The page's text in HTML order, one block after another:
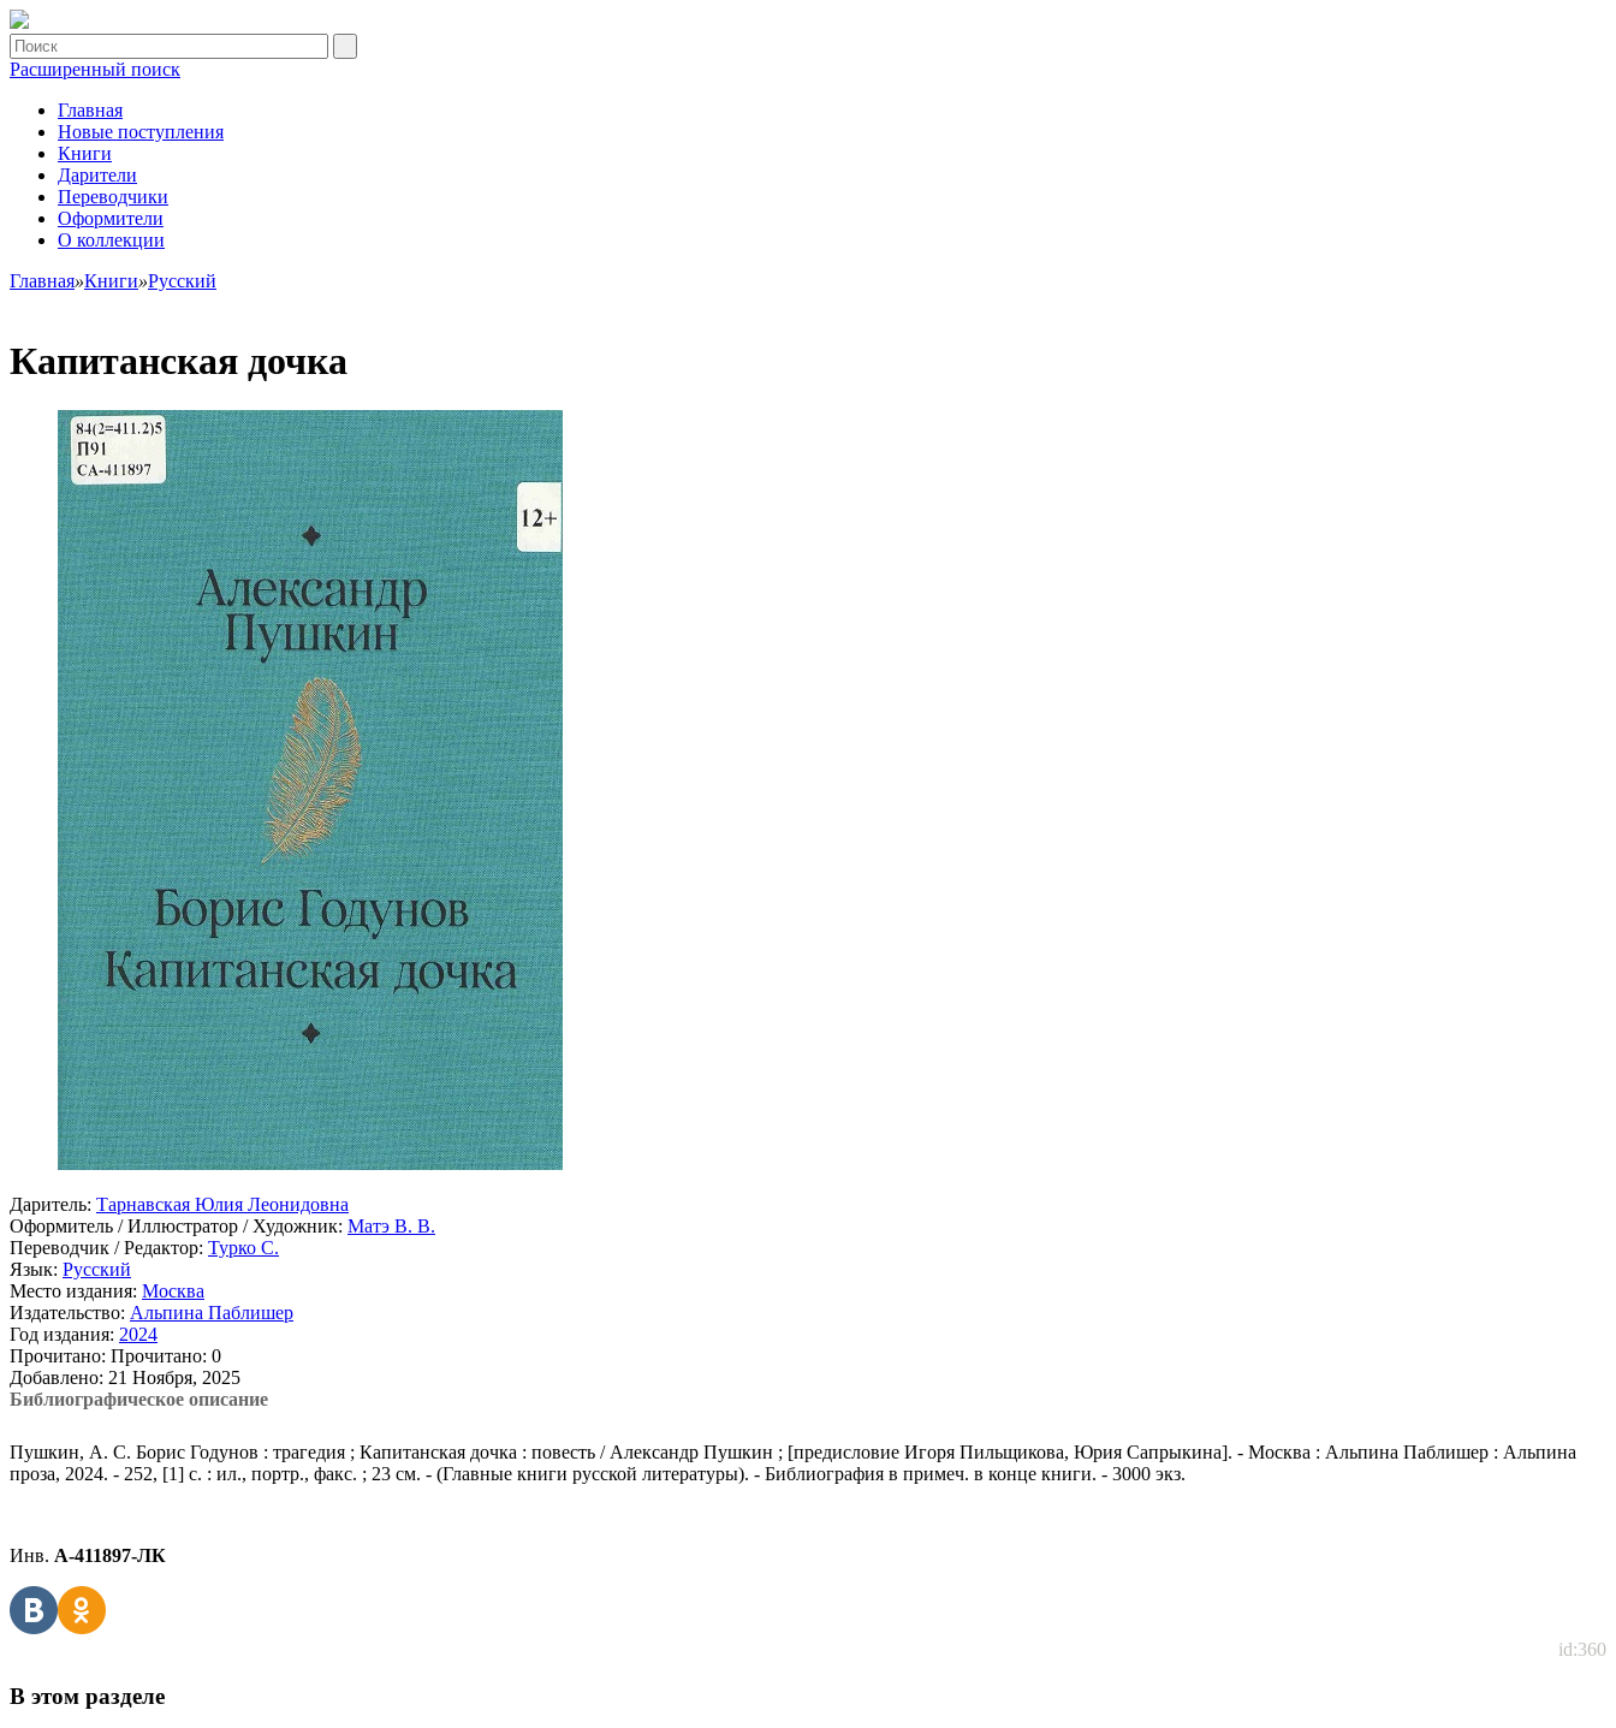
Расширенный поиск
Главная
Новые поступления
Книги
Дарители
Переводчики
Оформители
О коллекции
Главная»Книги»Русский
Капитанская дочка
Даритель: Тарнавская Юлия Леонидовна
Оформитель / Иллюстратор / Художник: Матэ В. В.
Переводчик / Редактор: Турко С.
Язык: Русский
Место издания: Москва
Издательство: Альпина Паблишер
Год издания: 2024
Прочитано: Прочитано: 0
Добавлено: 21 Ноября, 2025
Библиографическое описание
Пушкин, А. С. Борис Годунов : трагедия ; Капитанская дочка : повесть / Александр Пушкин ; [предисловие Игоря Пильщикова, Юрия Сапрыкина]. - Москва : Альпина Паблишер : Альпина
проза, 2024. - 252, [1] с. : ил., портр., факс. ; 23 см. - (Главные книги русской литературы). - Библиография в примеч. в конце книги. - 3000 экз.
Инв. А-411897-ЛК
id:360
В этом разделе